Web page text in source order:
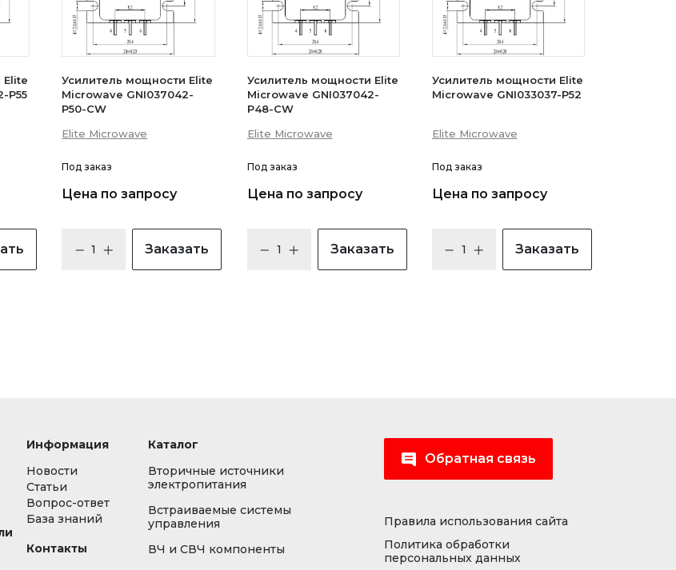
Elite
P55
Усилитель мощности Elite
Microwave GNI037042-
P50-CW
Elite Microwave
Под заказ
Цена по запросу
Заказать
Усилитель мощности Elite
Microwave GNI037042-
P48-CW
Elite Microwave
Под заказ
Цена по запросу
Заказать
Усилитель мощности Elite
Microwave GNI033037-P52
Elite Microwave
Под заказ
Цена по запросу
Заказать
Информация
Новости
Статьи
Вопрос-ответ
База знаний
Контакты
Каталог
Вторичные источники
электропитания
Встраиваемые системы
управления
ВЧ и СВЧ компоненты
Обратная связь
Правила использования сайта
Политика обработки
персональных данных